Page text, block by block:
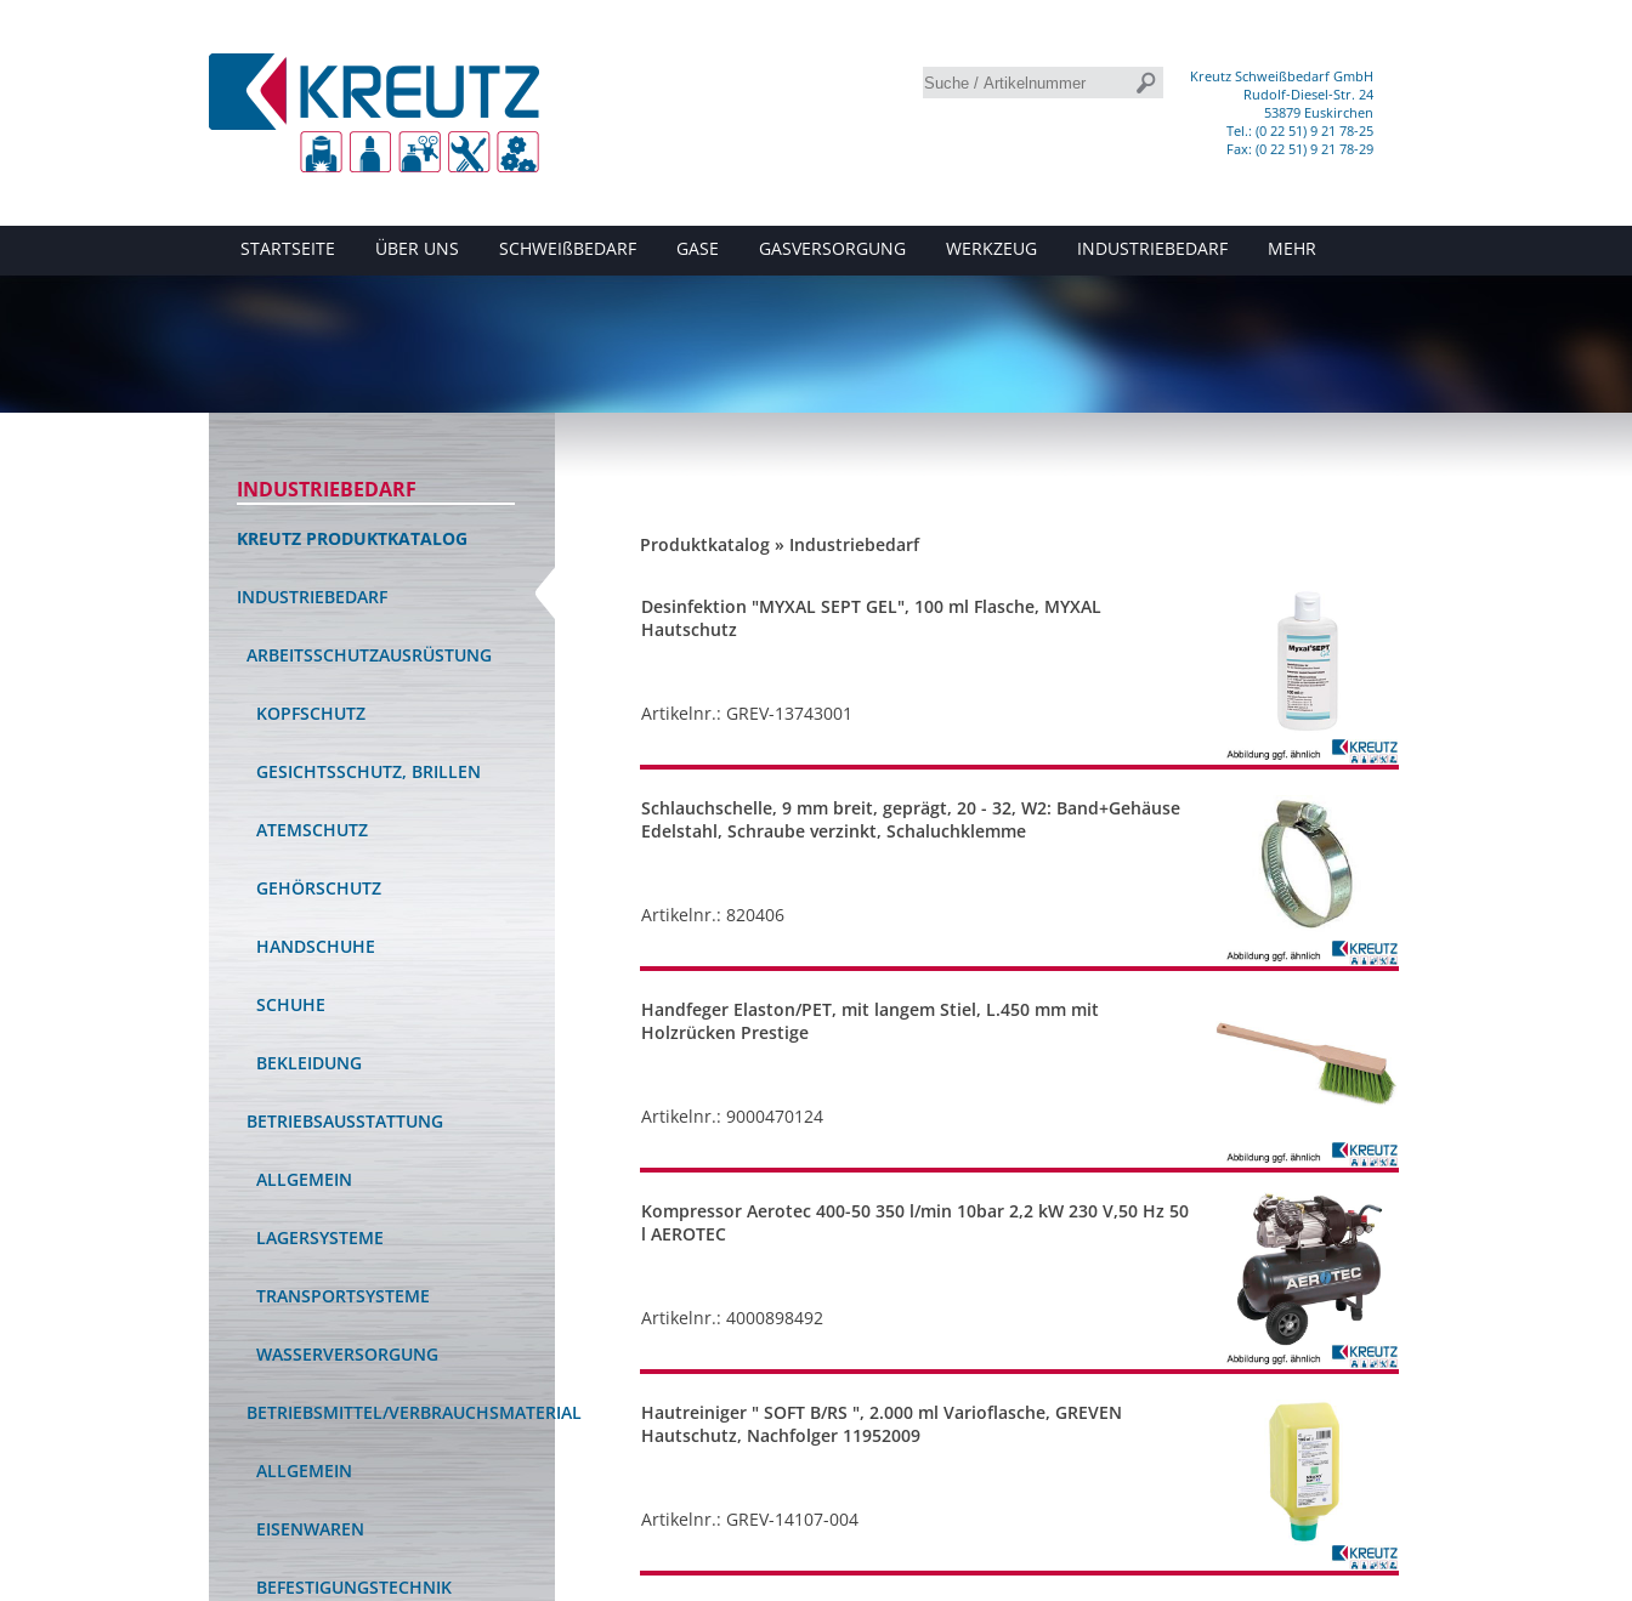
Kreutz Schweißbedarf GmbH
Rudolf-Diesel-Str. 24
53879 Euskirchen
Tel.: (0 22 51) 9 21 78-25
Fax: (0 22 51) 9 21 78-29
STARTSEITE ÜBER UNS SCHWEIßBEDARF GASE GASVERSORGUNG WERKZEUG INDUSTRIEBEDARF MEHR
INDUSTRIEBEDARF
KREUTZ PRODUKTKATALOG
INDUSTRIEBEDARF
ARBEITSSCHUTZAUSRÜSTUNG
KOPFSCHUTZ
GESICHTSSCHUTZ, BRILLEN
ATEMSCHUTZ
GEHÖRSCHUTZ
HANDSCHUHE
SCHUHE
BEKLEIDUNG
BETRIEBSAUSSTATTUNG
ALLGEMEIN
LAGERSYSTEME
TRANSPORTSYSTEME
WASSERVERSORGUNG
BETRIEBSMITTEL/VERBRAUCHSMATERIAL
ALLGEMEIN
EISENWAREN
BEFESTIGUNGSTECHNIK
Produktkatalog » Industriebedarf
Desinfektion "MYXAL SEPT GEL", 100 ml Flasche, MYXAL
Hautschutz
Artikelnr.: GREV-13743001
Schlauchschelle, 9 mm breit, geprägt, 20 - 32, W2: Band+Gehäuse
Edelstahl, Schraube verzinkt, Schaluchklemme
Artikelnr.: 820406
Handfeger Elaston/PET, mit langem Stiel, L.450 mm mit
Holzrücken Prestige
Artikelnr.: 9000470124
Kompressor Aerotec 400-50 350 l/min 10bar 2,2 kW 230 V,50 Hz 50
l AEROTEC
Artikelnr.: 4000898492
Hautreiniger " SOFT B/RS ", 2.000 ml Varioflasche, GREVEN
Hautschutz, Nachfolger 11952009
Artikelnr.: GREV-14107-004